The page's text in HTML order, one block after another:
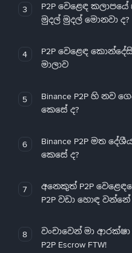
3
P2P වෙළෙඳ
මුදල් මුදල් මොනවා ද?
4
P2P වෙළෙඳ
මාලාව
5
Binance P2P හි නව
කෙසේ ද?
6
Binance P2P මත
කෙසේ ද?
7
අනෙකුත් P2P
P2P වඩා හොඳ
8
වංචාවෙන් මා ආරක්ෂා
P2P Escrow FTW!